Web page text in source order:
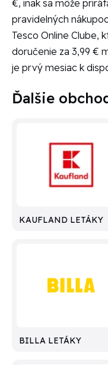
€, inak sa môže
pravidelných
Tesco Online Clube,
doručenie za 3,99 €
je prvý mesiac k
Ďalšie
KAUFLAND LETÁKY
BILLA LETÁKY